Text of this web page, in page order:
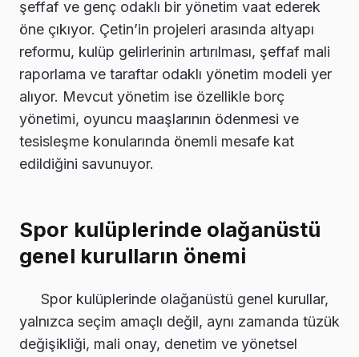
şeffaf ve genç odaklı bir yönetim vaat ederek
öne çıkıyor. Çetin’in projeleri arasında altyapı
reformu, kulüp gelirlerinin artırılması, şeffaf mali
raporlama ve taraftar odaklı yönetim modeli yer
alıyor. Mevcut yönetim ise özellikle borç
yönetimi, oyuncu maaşlarının ödenmesi ve
tesisleşme konularında önemli mesafe kat
edildiğini savunuyor.
Spor kulüplerinde olağanüstü
genel kurulların önemi
Spor kulüplerinde olağanüstü genel kurullar,
yalnızca seçim amaçlı değil, aynı zamanda tüzük
değişikliği, mali onay, denetim ve yönetsel